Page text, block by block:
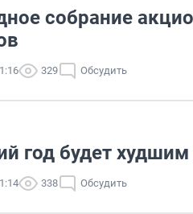
собрание
329 Обсудить
год будет
338 Обсудить